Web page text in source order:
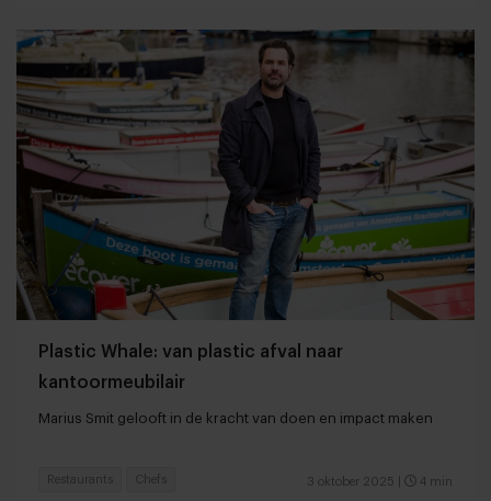
Plastic Whale: van plastic afval naar
kantoormeubilair
Marius Smit gelooft in de kracht van doen en impact maken
3 oktober 2025 4 min
Restaurants Chefs